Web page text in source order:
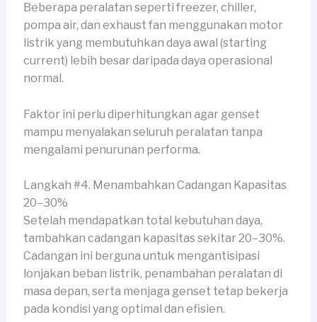
Beberapa peralatan seperti freezer, chiller,
pompa air, dan exhaust fan menggunakan motor
listrik yang membutuhkan daya awal (starting
current) lebih besar daripada daya operasional
normal.
Faktor ini perlu diperhitungkan agar genset
mampu menyalakan seluruh peralatan tanpa
mengalami penurunan performa.
Langkah #4. Menambahkan Cadangan Kapasitas
20–30%
Setelah mendapatkan total kebutuhan daya,
tambahkan cadangan kapasitas sekitar 20–30%.
Cadangan ini berguna untuk mengantisipasi
lonjakan beban listrik, penambahan peralatan di
masa depan, serta menjaga genset tetap bekerja
pada kondisi yang optimal dan efisien.